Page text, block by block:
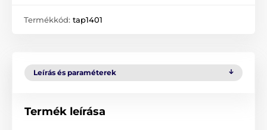
Termékkód: tap1401
Leírás és paraméterek
Termék leírása